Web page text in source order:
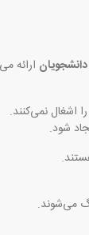
دانشجویان ارائه
اشغال نمی‌کنند.
شود.
می‌شوند.